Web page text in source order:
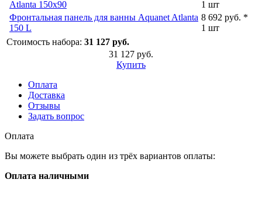
Atlanta 150x90
1 шт
Фронтальная панель для ванны Aquanet Atlanta
150 L
8 692 руб. *
1 шт
Стоимость набора: 31 127 руб.
31 127 руб.
Купить
Оплата
Доставка
Отзывы
Задать вопрос
Оплата
Вы можете выбрать один из трёх вариантов оплаты:
Оплата наличными